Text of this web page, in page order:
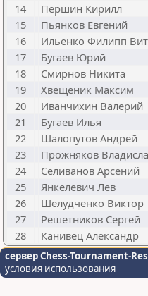
14
Першин Кирилл
15
Пьянков Евгений
16
Ильенко Филипп
17
Бугаев Юрий
18
Смирнов Никита
19
Хвещеник Максим
20
Иванчихин Валерий
21
Бугаев Илья
22
Шалопутов Андрей
23
Прожняков
24
Селиванов Арсений
25
Янкелевич Лев
26
Шелудченко Виктор
27
Решетников Сергей
28
Канивец Александр
сервер Chess-Tournament-
условия использования